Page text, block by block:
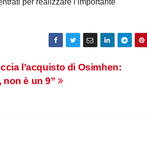
per realizzare l’importante
l’acquisto di Osimhen:
non è un 9”